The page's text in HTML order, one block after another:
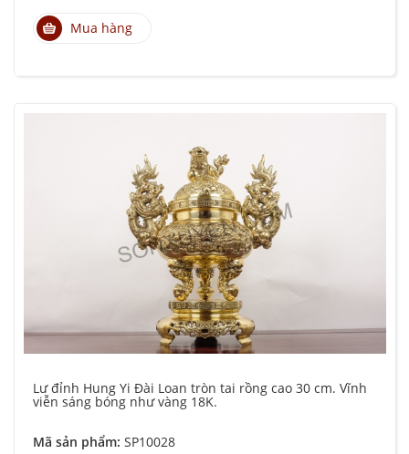
Mua hàng
Lư đỉnh Hung Yi Đài Loan tròn tai rồng cao 30 cm. Vĩnh
viễn sáng bóng như vàng 18K.
Mã sản phẩm: SP10028